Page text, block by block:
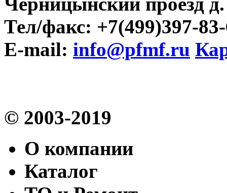
Тел/факс: +7(499)397-
E-mail: info@pfmf.ru
© 2003-2019
О компании
Каталог